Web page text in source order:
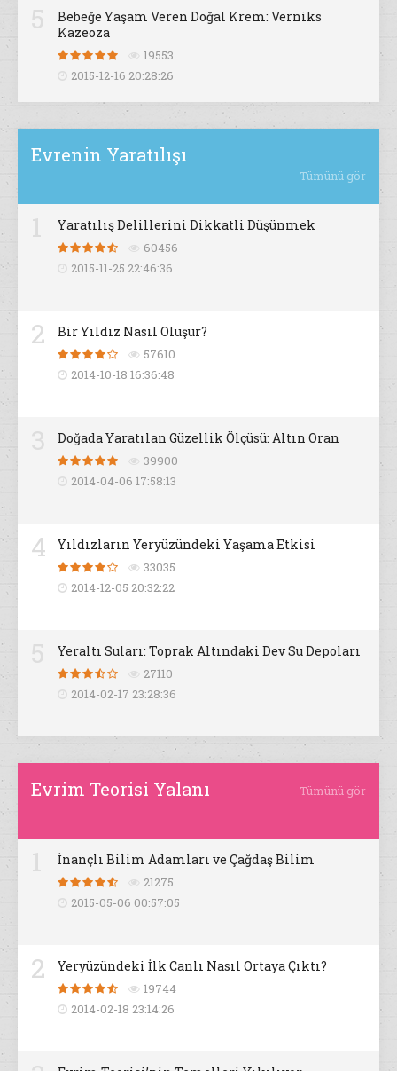
Bebeğe Yaşam Veren Doğal Krem: Verniks
Kazeoza
19553
2015-12-16 20:28:26
Evrenin Yaratılışı
Tümünü gör
Yaratılış Delillerini Dikkatli Düşünmek
60456
2015-11-25 22:46:36
2 Bir Yıldız Nasıl Oluşur?
57610
2014-10-18 16:36:48
Doğada Yaratılan Güzellik Ölçüsü: Altın Oran
39900
2014-04-06 17:58:13
4 Yıldızların Yeryüzündeki Yaşama Etkisi
33035
2014-12-05 20:32:22
Yeraltı Suları: Toprak Altındaki Dev Su Depoları
27110
2014-02-17 23:28:36
Evrim Teorisi Yalanı Tümünü gör
İnançlı Bilim Adamları ve Çağdaş Bilim
21275
2015-05-06 00:57:05
2 Yeryüzündeki İlk Canlı Nasıl Ortaya Çıktı?
19744
2014-02-18 23:14:26